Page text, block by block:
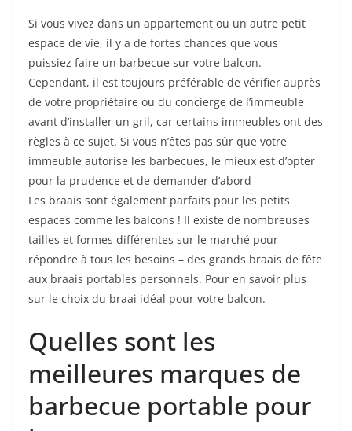
Si vous vivez dans un appartement ou un autre petit
espace de vie, il y a de fortes chances que vous
puissiez faire un barbecue sur votre balcon.
Cependant, il est toujours préférable de vérifier auprès
de votre propriétaire ou du concierge de l’immeuble
avant d’installer un gril, car certains immeubles ont des
règles à ce sujet. Si vous n’êtes pas sûr que votre
immeuble autorise les barbecues, le mieux est d’opter
pour la prudence et de demander d’abord
Les braais sont également parfaits pour les petits
espaces comme les balcons ! Il existe de nombreuses
tailles et formes différentes sur le marché pour
répondre à tous les besoins – des grands braais de fête
aux braais portables personnels. Pour en savoir plus
sur le choix du braai idéal pour votre balcon.
Quelles sont les
meilleures marques de
barbecue portable pour